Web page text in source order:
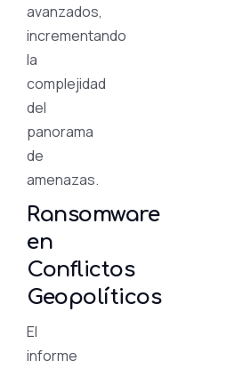
avanzados,
incrementando
la
complejidad
del
panorama
de
amenazas.
Ransomware
en
Conflictos
Geopolíticos
El
informe